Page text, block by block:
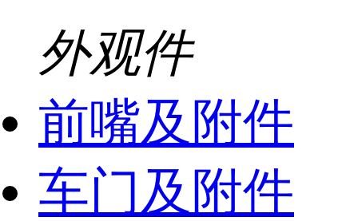
外观件
前嘴及附件
车门及附件